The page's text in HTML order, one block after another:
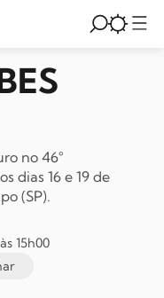
no 46°
dias 16 e 19 de
(SP).
15h00